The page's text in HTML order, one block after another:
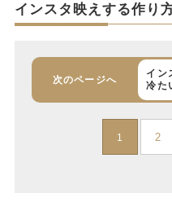
インスタ映えする作り
次のページへ
イン
冷た
1 2